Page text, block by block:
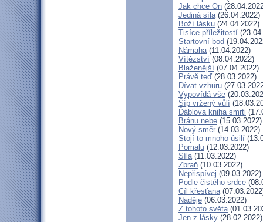
Jak chce On
Jediná síla(26.04.2022)
Boží lásku (24.04.2022)
Tisíce příležitostí
Startovní bod
Námaha(11.04.2022)
Vítězství (08.04.2022)
Blaženější (07.04.2022)
Právě teď (28.03.2022)
Dívat vzhůru
Vypovídá vše
Šíp vržený vůlí
Ďáblova kniha smrti
Bránu nebe (15.03.2022)
Nový směr (14.03.2022)
Stojí to mnoho úsilí
Pomalu (12.03.2022)
Síla(11.03.2022)
Zbraň (10.03.2022)
Nepřispívej (09.03.2022)
Podle čistého srdce
Cíl křesťana
Naděje (06.03.2022)
Z tohoto světa
Jen z lásky (28.02.2022)